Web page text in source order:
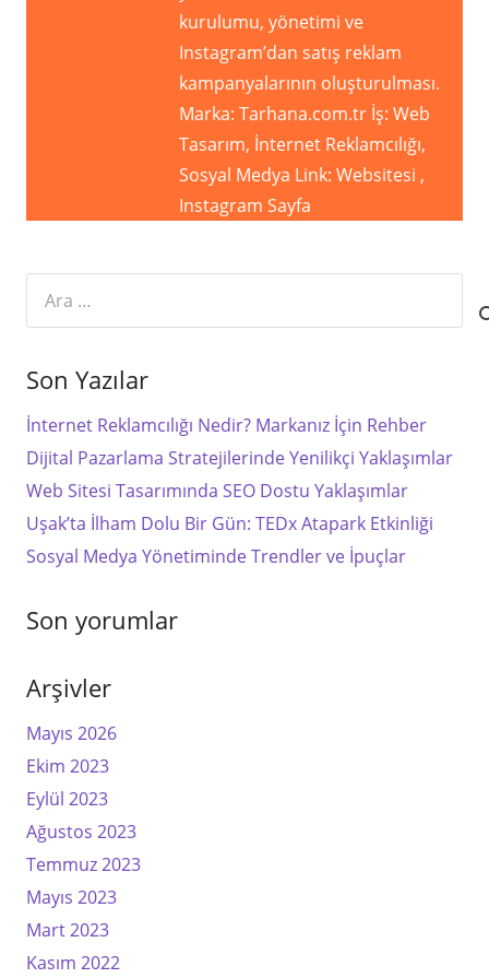
kurulumu, yönetimi ve
Instagram’dan satış reklam
kampanyalarının oluşturulması.
Marka: Tarhana.com.tr İş: Web
Tasarım, İnternet Reklamcılığı,
Sosyal Medya Link: Websitesi ,
Instagram Sayfa
Son Yazılar
İnternet Reklamcılığı Nedir? Markanız İçin Rehber
Dijital Pazarlama Stratejilerinde Yenilikçi Yaklaşımlar
Web Sitesi Tasarımında SEO Dostu Yaklaşımlar
Uşak’ta İlham Dolu Bir Gün: TEDx Atapark Etkinliği
Sosyal Medya Yönetiminde Trendler ve İpuçlar
Son yorumlar
Arşivler
Mayıs 2026
Ekim 2023
Eylül 2023
Ağustos 2023
Temmuz 2023
Mayıs 2023
Mart 2023
Kasım 2022